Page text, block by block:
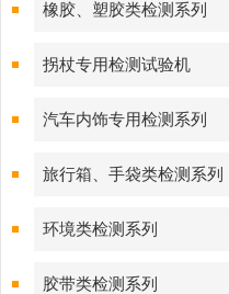
橡胶、塑胶类检测系列
拐杖专用检测试验机
汽车内饰专用检测系列
旅行箱、手袋类检测系列
环境类检测系列
胶带类检测系列